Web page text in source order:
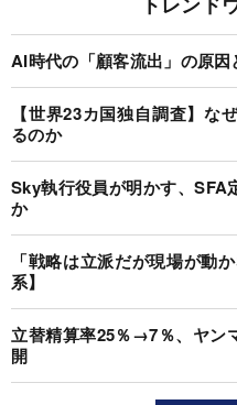
AI時代の「顧客流出」の原因
【世界23カ国独自調査】な
るのか
Sky執行役員が明かす、SFA
か
「戦略は立派だが現場が動
系】
立替精算率25％→7％、ヤン
開